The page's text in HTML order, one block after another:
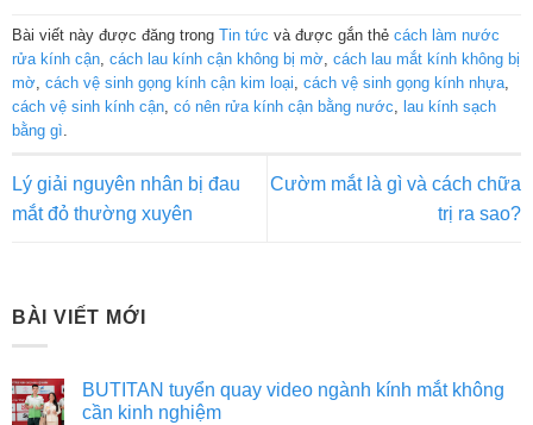
Bài viết này được đăng trong Tin tức và được gắn thẻ cách làm nước
rửa kính cận, cách lau kính cận không bị mờ, cách lau mắt kính không bị
mờ, cách vệ sinh gọng kính cận kim loại cách vệ sinh gọng kính nhựa,
cách vệ sinh kính cận, có nên rửa kính cận bằng nước
lau kính sạch
bằng gì
Lý giải nguyên nhân bị đau
mắt đỏ thường xuyên
Cườm mắt là gì và cách chữa
trị ra sao?
BÀI VIẾT MỚI
BUTITAN tuyển quay video ngành kính mắt không
cần kinh nghiệm